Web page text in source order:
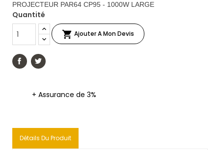
PROJECTEUR PAR64 CP95 - 1000W LARGE
Quantité
 Ajouter A Mon Devis
+ Assurance de 3%
Détails Du Produit